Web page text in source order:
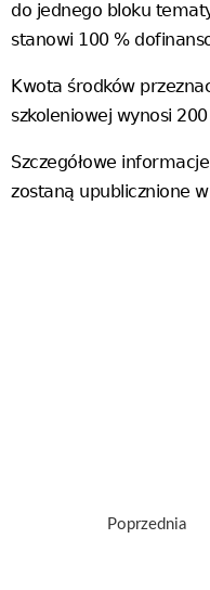
do jednego bloku
stanowi 100 %
Kwota środków
szkoleniowej wynosi 200
Szczegółowe
zostaną upublicznione
Poprzednia